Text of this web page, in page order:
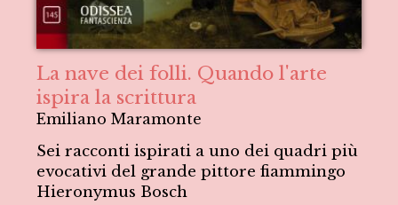
La nave dei folli. Quando l'arte
ispira la scrittura
Emiliano Maramonte
Sei racconti ispirati a uno dei quadri più
evocativi del grande pittore fiammingo
Hieronymus Bosch